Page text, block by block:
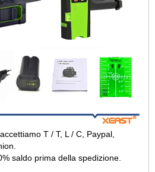
T / T, L / C, Paypal,
saldo prima della spedizione.